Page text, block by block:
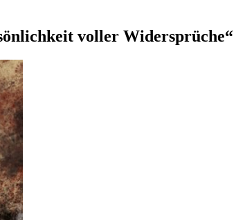
voller Widersprüche“